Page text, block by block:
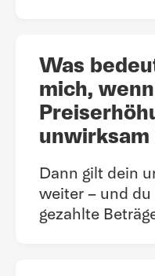
Was
mich,
Dann gilt dein
weiter – und
gezahlte